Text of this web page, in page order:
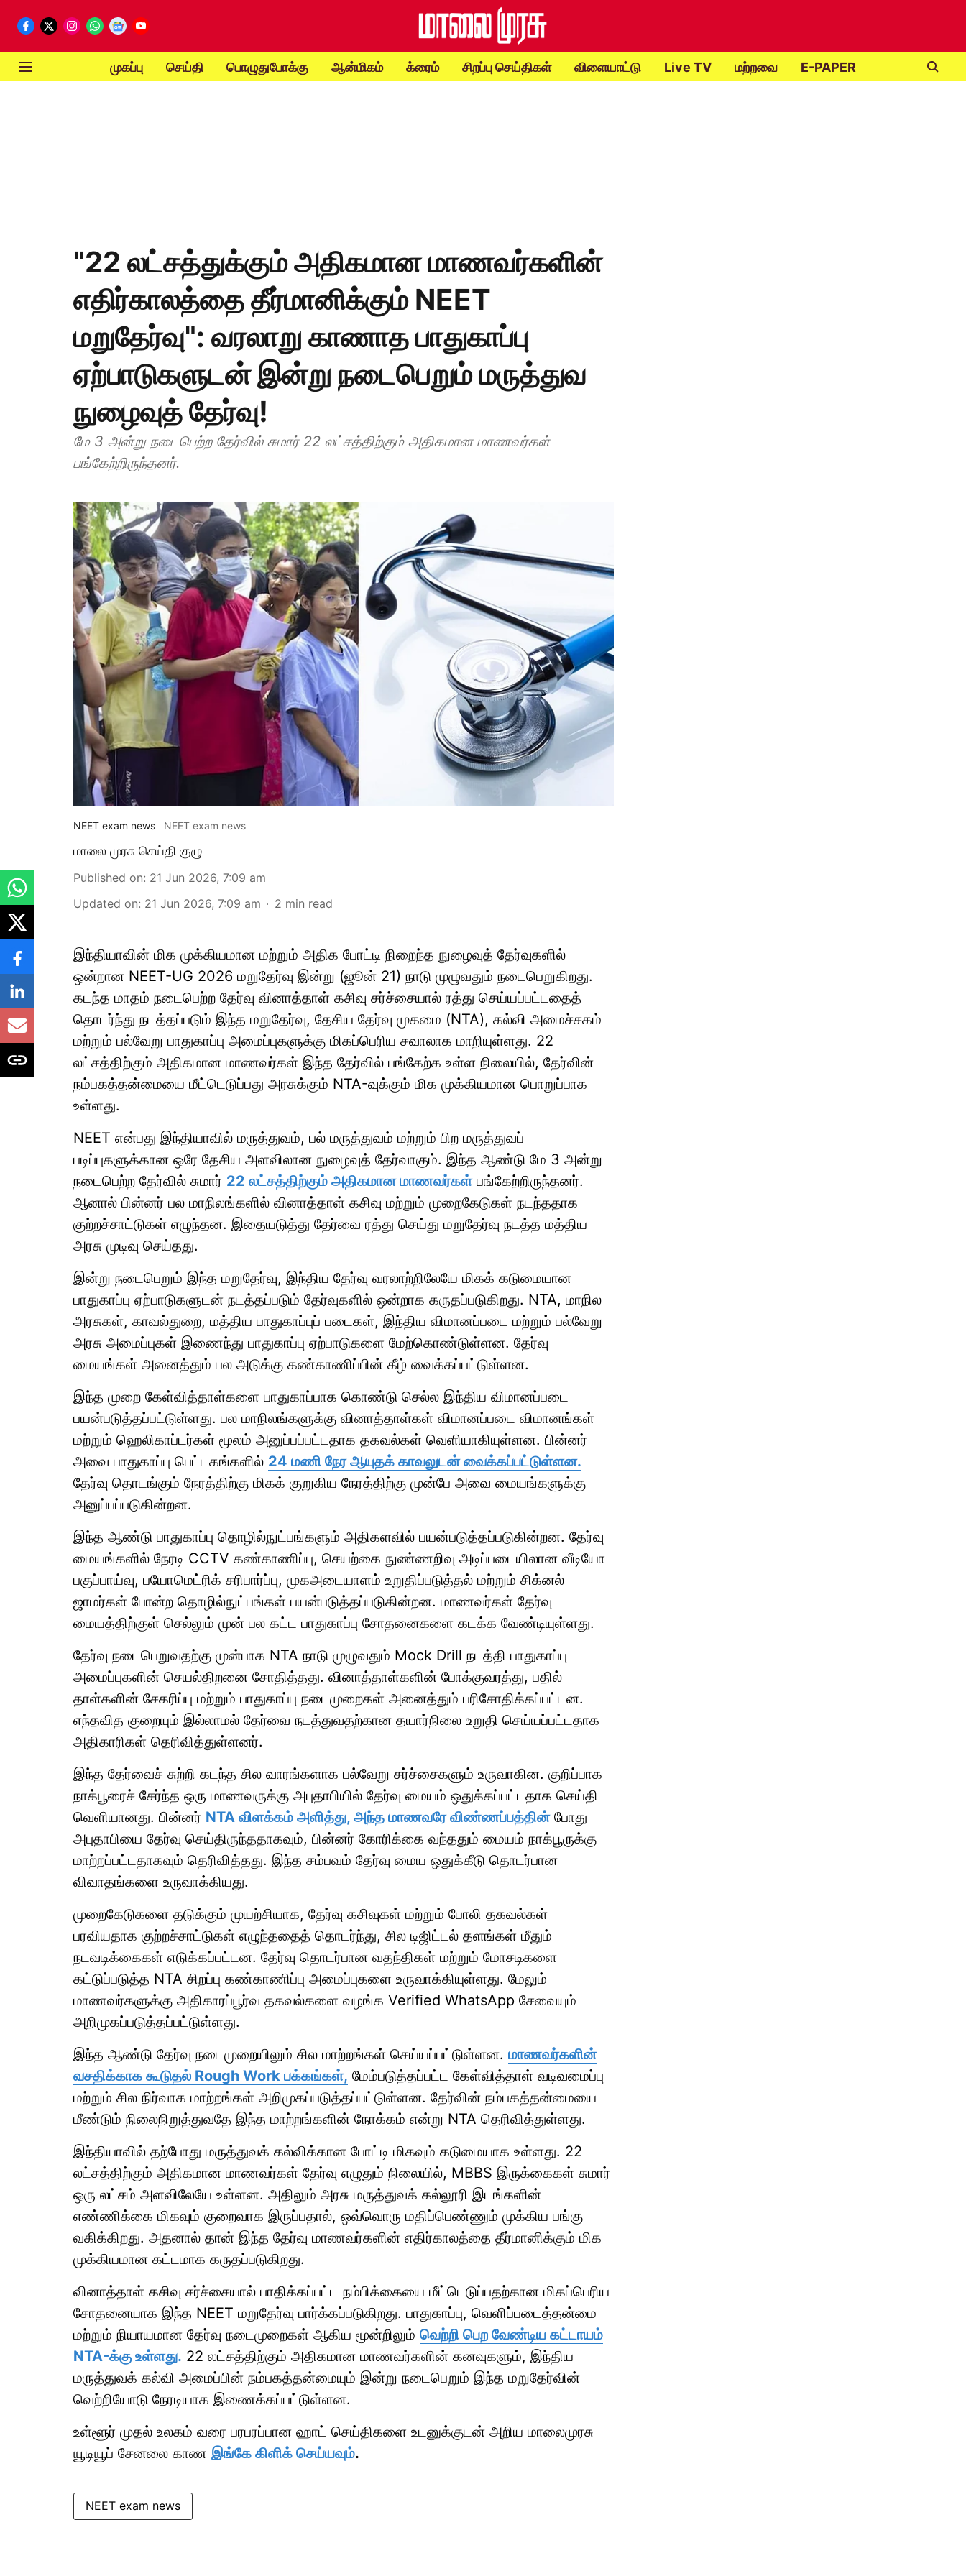
முகப்பு செய்தி பொழுதுபோக்கு ஆன்மிகம் க்ரைம் சிறப்பு செய்திகள் விளையாட்டு Live TV மற்றவை E-PAPER
"22 லட்சத்துக்கும் அதிகமான மாணவர்களின்
எதிர்காலத்தை தீர்மானிக்கும் NEET
மறுதேர்வு": வரலாறு காணாத பாதுகாப்பு
ஏற்பாடுகளுடன் இன்று நடைபெறும் மருத்துவ
நுழைவுத் தேர்வு!
மே 3 அன்று நடைபெற்ற தேர்வில் சுமார் 22 லட்சத்திற்கும் அதிகமான மாணவர்கள்
பங்கேற்றிருந்தனர்.
NEET exam news NEET exam news
மாலை முரசு செய்தி குழு
Published on: 21 Jun 2026, 7:09 am
Updated on: 21 Jun 2026, 7:09 am 2 min read
இந்தியாவின் மிக முக்கியமான மற்றும் அதிக போட்டி நிறைந்த நுழைவுத் தேர்வுகளில்
ஒன்றான NEET-UG 2026 மறுதேர்வு இன்று (ஜூன் 21) நாடு முழுவதும் நடைபெறுகிறது.
கடந்த மாதம் நடைபெற்ற தேர்வு வினாத்தாள் கசிவு சர்ச்சையால் ரத்து செய்யப்பட்டதைத்
தொடர்ந்து நடத்தப்படும் இந்த மறுதேர்வு, தேசிய தேர்வு முகமை (NTA), கல்வி அமைச்சகம்
மற்றும் பல்வேறு பாதுகாப்பு அமைப்புகளுக்கு மிகப்பெரிய சவாலாக மாறியுள்ளது. 22
லட்சத்திற்கும் அதிகமான மாணவர்கள் இந்த தேர்வில் பங்கேற்க உள்ள நிலையில், தேர்வின்
நம்பகத்தன்மையை மீட்டெடுப்பது அரசுக்கும் NTA-வுக்கும் மிக முக்கியமான பொறுப்பாக
உள்ளது.
NEET என்பது இந்தியாவில் மருத்துவம், பல் மருத்துவம் மற்றும் பிற மருத்துவப்
படிப்புகளுக்கான ஒரே தேசிய அளவிலான நுழைவுத் தேர்வாகும். இந்த ஆண்டு மே 3 அன்று
நடைபெற்ற தேர்வில் சுமார் 22 லட்சத்திற்கும் அதிகமான மாணவர்கள்பங்கேற்றிருந்தனர்.
ஆனால் பின்னர் பல மாநிலங்களில் வினாத்தாள் கசிவு மற்றும் முறைகேடுகள் நடந்ததாக
குற்றச்சாட்டுகள் எழுந்தன. இதையடுத்து தேர்வை ரத்து செய்து மறுதேர்வு நடத்த மத்திய
அரசு முடிவு செய்தது.
இன்று நடைபெறும் இந்த மறுதேர்வு, இந்திய தேர்வு வரலாற்றிலேயே மிகக் கடுமையான
பாதுகாப்பு ஏற்பாடுகளுடன் நடத்தப்படும் தேர்வுகளில் ஒன்றாக கருதப்படுகிறது. NTA, மாநில
அரசுகள், காவல்துறை, மத்திய பாதுகாப்புப் படைகள், இந்திய விமானப்படை மற்றும் பல்வேறு
அரசு அமைப்புகள் இணைந்து பாதுகாப்பு ஏற்பாடுகளை மேற்கொண்டுள்ளன. தேர்வு
மையங்கள் அனைத்தும் பல அடுக்கு கண்காணிப்பின் கீழ் வைக்கப்பட்டுள்ளன.
இந்த முறை கேள்வித்தாள்களை பாதுகாப்பாக கொண்டு செல்ல இந்திய விமானப்படை
பயன்படுத்தப்பட்டுள்ளது. பல மாநிலங்களுக்கு வினாத்தாள்கள் விமானப்படை விமானங்கள்
மற்றும் ஹெலிகாப்டர்கள் மூலம் அனுப்பப்பட்டதாக தகவல்கள் வெளியாகியுள்ளன. பின்னர்
அவை பாதுகாப்பு பெட்டகங்களில் 24 மணி நேர ஆயுதக் காவலுடன் வைக்கப்பட்டுள்ளன.
தேர்வு தொடங்கும் நேரத்திற்கு மிகக் குறுகிய நேரத்திற்கு முன்பே அவை மையங்களுக்கு
அனுப்பப்படுகின்றன.
இந்த ஆண்டு பாதுகாப்பு தொழில்நுட்பங்களும் அதிகளவில் பயன்படுத்தப்படுகின்றன. தேர்வு
மையங்களில் நேரடி CCTV கண்காணிப்பு, செயற்கை நுண்ணறிவு அடிப்படையிலான வீடியோ
பகுப்பாய்வு, பயோமெட்ரிக் சரிபார்ப்பு, முகஅடையாளம் உறுதிப்படுத்தல் மற்றும் சிக்னல்
ஜாமர்கள் போன்ற தொழில்நுட்பங்கள் பயன்படுத்தப்படுகின்றன. மாணவர்கள் தேர்வு
மையத்திற்குள் செல்லும் முன் பல கட்ட பாதுகாப்பு சோதனைகளை கடக்க வேண்டியுள்ளது.
தேர்வு நடைபெறுவதற்கு முன்பாக NTA நாடு முழுவதும் Mock Drill நடத்தி பாதுகாப்பு
அமைப்புகளின் செயல்திறனை சோதித்தது. வினாத்தாள்களின் போக்குவரத்து, பதில்
தாள்களின் சேகரிப்பு மற்றும் பாதுகாப்பு நடைமுறைகள் அனைத்தும் பரிசோதிக்கப்பட்டன.
எந்தவித குறையும் இல்லாமல் தேர்வை நடத்துவதற்கான தயார்நிலை உறுதி செய்யப்பட்டதாக
அதிகாரிகள் தெரிவித்துள்ளனர்.
இந்த தேர்வைச் சுற்றி கடந்த சில வாரங்களாக பல்வேறு சர்ச்சைகளும் உருவாகின. குறிப்பாக
நாக்பூரைச் சேர்ந்த ஒரு மாணவருக்கு அபுதாபியில் தேர்வு மையம் ஒதுக்கப்பட்டதாக செய்தி
வெளியானது. பின்னர் NTA விளக்கம் அளித்து, அந்த மாணவரே விண்ணப்பத்தின்போது
அபுதாபியை தேர்வு செய்திருந்ததாகவும், பின்னர் கோரிக்கை வந்ததும் மையம் நாக்பூருக்கு
மாற்றப்பட்டதாகவும் தெரிவித்தது. இந்த சம்பவம் தேர்வு மைய ஒதுக்கீடு தொடர்பான
விவாதங்களை உருவாக்கியது.
முறைகேடுகளை தடுக்கும் முயற்சியாக, தேர்வு கசிவுகள் மற்றும் போலி தகவல்கள்
பரவியதாக குற்றச்சாட்டுகள் எழுந்ததைத் தொடர்ந்து, சில டிஜிட்டல் தளங்கள் மீதும்
நடவடிக்கைகள் எடுக்கப்பட்டன. தேர்வு தொடர்பான வதந்திகள் மற்றும் மோசடிகளை
கட்டுப்படுத்த NTA சிறப்பு கண்காணிப்பு அமைப்புகளை உருவாக்கியுள்ளது. மேலும்
மாணவர்களுக்கு அதிகாரப்பூர்வ தகவல்களை வழங்க Verified WhatsApp சேவையும்
அறிமுகப்படுத்தப்பட்டுள்ளது.
இந்த ஆண்டு தேர்வு நடைமுறையிலும் சில மாற்றங்கள் செய்யப்பட்டுள்ளன. மாணவர்களின்
வசதிக்காக கூடுதல் Rough Work பக்கங்கள், மேம்படுத்தப்பட்ட கேள்வித்தாள் வடிவமைப்பு
மற்றும் சில நிர்வாக மாற்றங்கள் அறிமுகப்படுத்தப்பட்டுள்ளன. தேர்வின் நம்பகத்தன்மையை
மீண்டும் நிலைநிறுத்துவதே இந்த மாற்றங்களின் நோக்கம் என்று NTA தெரிவித்துள்ளது.
இந்தியாவில் தற்போது மருத்துவக் கல்விக்கான போட்டி மிகவும் கடுமையாக உள்ளது. 22
லட்சத்திற்கும் அதிகமான மாணவர்கள் தேர்வு எழுதும் நிலையில், MBBS இருக்கைகள் சுமார்
ஒரு லட்சம் அளவிலேயே உள்ளன. அதிலும் அரசு மருத்துவக் கல்லூரி இடங்களின்
எண்ணிக்கை மிகவும் குறைவாக இருப்பதால், ஒவ்வொரு மதிப்பெண்ணும் முக்கிய பங்கு
வகிக்கிறது. அதனால் தான் இந்த தேர்வு மாணவர்களின் எதிர்காலத்தை தீர்மானிக்கும் மிக
முக்கியமான கட்டமாக கருதப்படுகிறது.
வினாத்தாள் கசிவு சர்ச்சையால் பாதிக்கப்பட்ட நம்பிக்கையை மீட்டெடுப்பதற்கான மிகப்பெரிய
சோதனையாக இந்த NEET மறுதேர்வு பார்க்கப்படுகிறது. பாதுகாப்பு, வெளிப்படைத்தன்மை
மற்றும் நியாயமான தேர்வு நடைமுறைகள் ஆகிய மூன்றிலும் வெற்றி பெற வேண்டிய கட்டாயம்
NTA-க்கு உள்ளது. 22 லட்சத்திற்கும் அதிகமான மாணவர்களின் கனவுகளும், இந்திய
மருத்துவக் கல்வி அமைப்பின் நம்பகத்தன்மையும் இன்று நடைபெறும் இந்த மறுதேர்வின்
வெற்றியோடு நேரடியாக இணைக்கப்பட்டுள்ளன.
உள்ளூர் முதல் உலகம் வரை பரபரப்பான ஹாட் செய்திகளை உடனுக்குடன் அறிய மாலைமுரசு
யூடியூப் சேனலை காண இங்கே கிளிக் செய்யவும்.
NEET exam news